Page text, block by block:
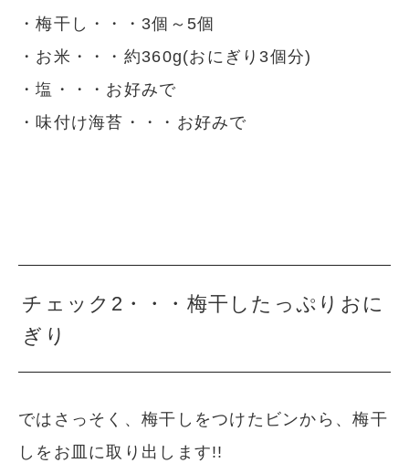
・梅干し・・・3個～5個
・お米・・・約360g(おにぎり3個分)
・塩・・・お好みで
・味付け海苔・・・お好みで
チェック2・・・梅干したっぷりおに
ぎり
ではさっそく、梅干しをつけたビンから、梅干
しをお皿に取り出します!!